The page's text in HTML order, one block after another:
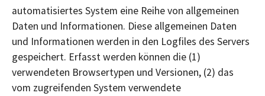
automatisiertes System eine Reihe von allgemeinen
Daten und Informationen. Diese allgemeinen Daten
und Informationen werden in den Logfiles des Servers
gespeichert. Erfasst werden können die (1)
verwendeten Browsertypen und Versionen, (2) das
vom zugreifenden System verwendete